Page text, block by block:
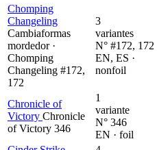
Chomping
Changeling
Cambiaformas
mordedor ·
Chomping
Changeling #172,
172
3
variantes
N° #172, 172
EN, ES ·
nonfoil
Chronicle of
Victory Chronicle
of Victory 346
1
variante
N° 346
EN · foil